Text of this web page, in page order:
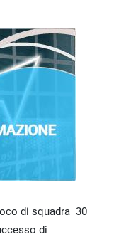
di squadra 30
di